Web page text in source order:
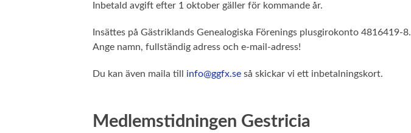
Inbetald avgift efter 1 oktober gäller för kommande år.
Insättes på Gästriklands Genealogiska Förenings plusgirokonto 4816419-8.
Ange namn, fullständig adress och e-mail-adress!
Du kan även maila till info@ggfx.se så skickar vi ett inbetalningskort.
Medlemstidningen Gestricia